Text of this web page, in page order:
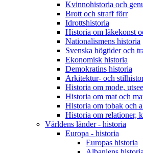
Kvinnohistoria och
Brott och straff förr
Idrottshistoria
Historia om läkekonst
Nationalismens historia
Svenska högtider och
Ekonomisk historia
Demokratins historia
Arkitektur- och
Historia om mode,
Historia om mat och
Historia om tobak och
Historia om relationer,
Världens länder - historia
Europa - historia
Europas historia